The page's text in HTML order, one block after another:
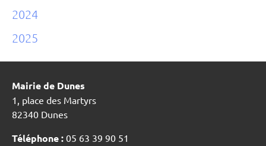
2024
2025
Mairie de Dunes
1, place des Martyrs
82340 Dunes
Téléphone : 05 63 39 90 51